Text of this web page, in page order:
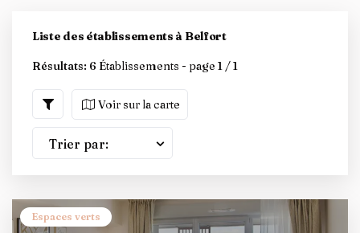
Liste des établissements à Belfort
Résultats: 6 Établissements - page 1 / 1
Voir sur la carte
Trier par:
Espaces verts